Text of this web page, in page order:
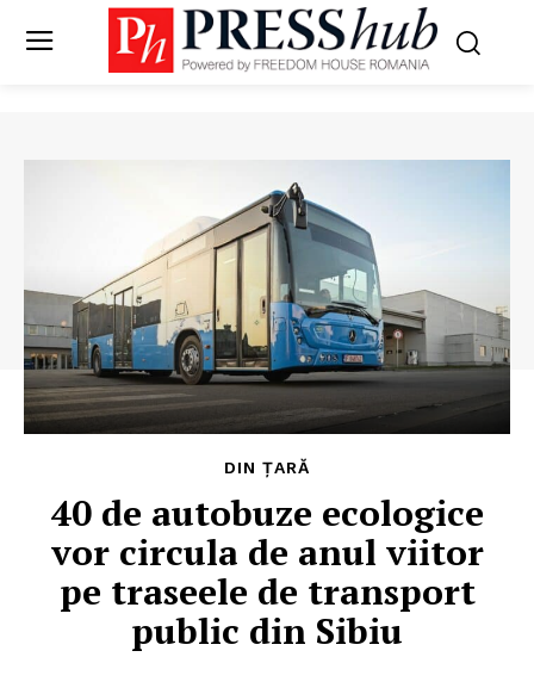
DIN ȚARĂ
40 de autobuze ecologice
vor circula de anul viitor
pe traseele de transport
public din Sibiu